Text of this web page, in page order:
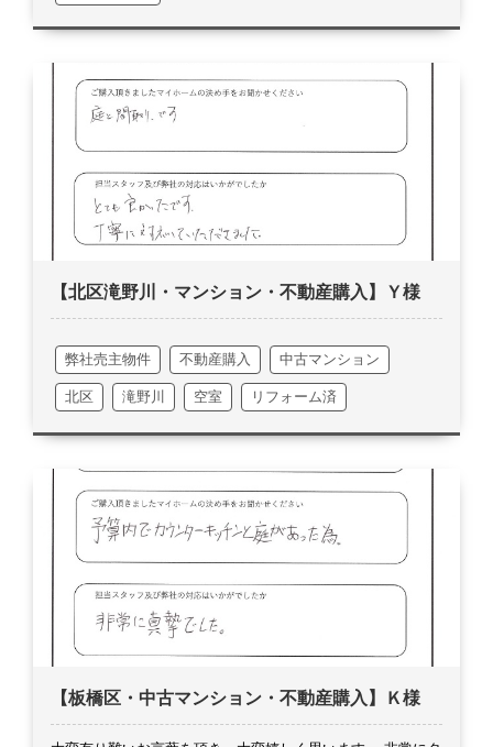
られる点、当初の物件に比べても控除額が大きく、総合的に
H様のご希望により近いお家だったのはないかと勝手に思っ
ております。（笑）
年内は引越しやらでなかなか落ち着けな
いかもしれませんね。
ご出産ですね。
出来る事も限られてきてしまうと思いますの
も近いですので、定期的に顔を出しますね！
お家の事で何か
気になるような事がございましたら、いつでもお気軽にご連
絡を頂ければと思います。長くなりましたが、これから寒さ
が本格化して参りますので、どうかお体には十分お気を付け
ください。この度は誠にありがとうございました。
【北区滝野川・マンション・不動産購入】Ｙ様
弊社売主物件 不動産購入 中古マンション
北区 滝野川 空室 リフォーム済
【板橋区・中古マンション・不動産購入】Ｋ様